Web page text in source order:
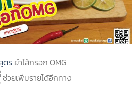
ตรยำไส้กรอก OMG
ช่วยเพิ่มรายได้อีกทาง